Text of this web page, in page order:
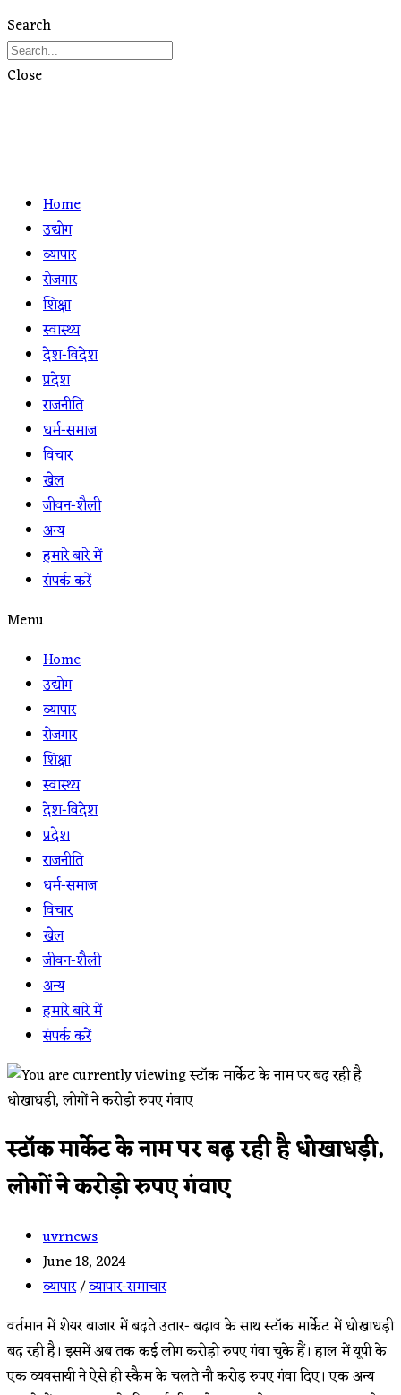
Search
Close
Home
उद्योग
व्यापार
रोजगार
शिक्षा
स्वास्थ्य
देश-विदेश
प्रदेश
राजनीति
धर्म-समाज
विचार
खेल
जीवन-शैली
अन्य
हमारे बारे में
संपर्क करें
Menu
Home
उद्योग
व्यापार
रोजगार
शिक्षा
स्वास्थ्य
देश-विदेश
प्रदेश
राजनीति
धर्म-समाज
विचार
खेल
जीवन-शैली
अन्य
हमारे बारे में
संपर्क करें
स्टॉक मार्केट के नाम पर बढ़ रही है धोखाधड़ी,
लोगों ने करोड़ो रुपए गंवाए
Post
author:
uvrnews
Post
published:
June 18, 2024
Post
category:
व्यापार/व्यापार-समाचार
वर्तमान में शेयर बाजार में बढ़ते उतार- बढ़ाव के साथ स्टॉक मार्केट में धोखाधड़ी
बढ़ रही है। इसमें अब तक कई लोग करोड़ो रुपए गंवा चुके हैं। हाल में यूपी के
एक व्यवसायी ने ऐसे ही स्कैम के चलते नौ करोड़ रुपए गंवा दिए। एक अन्य